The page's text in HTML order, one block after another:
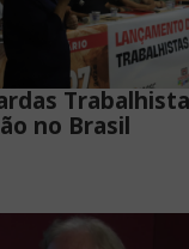
no Brasil